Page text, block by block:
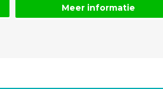
Meer informatie